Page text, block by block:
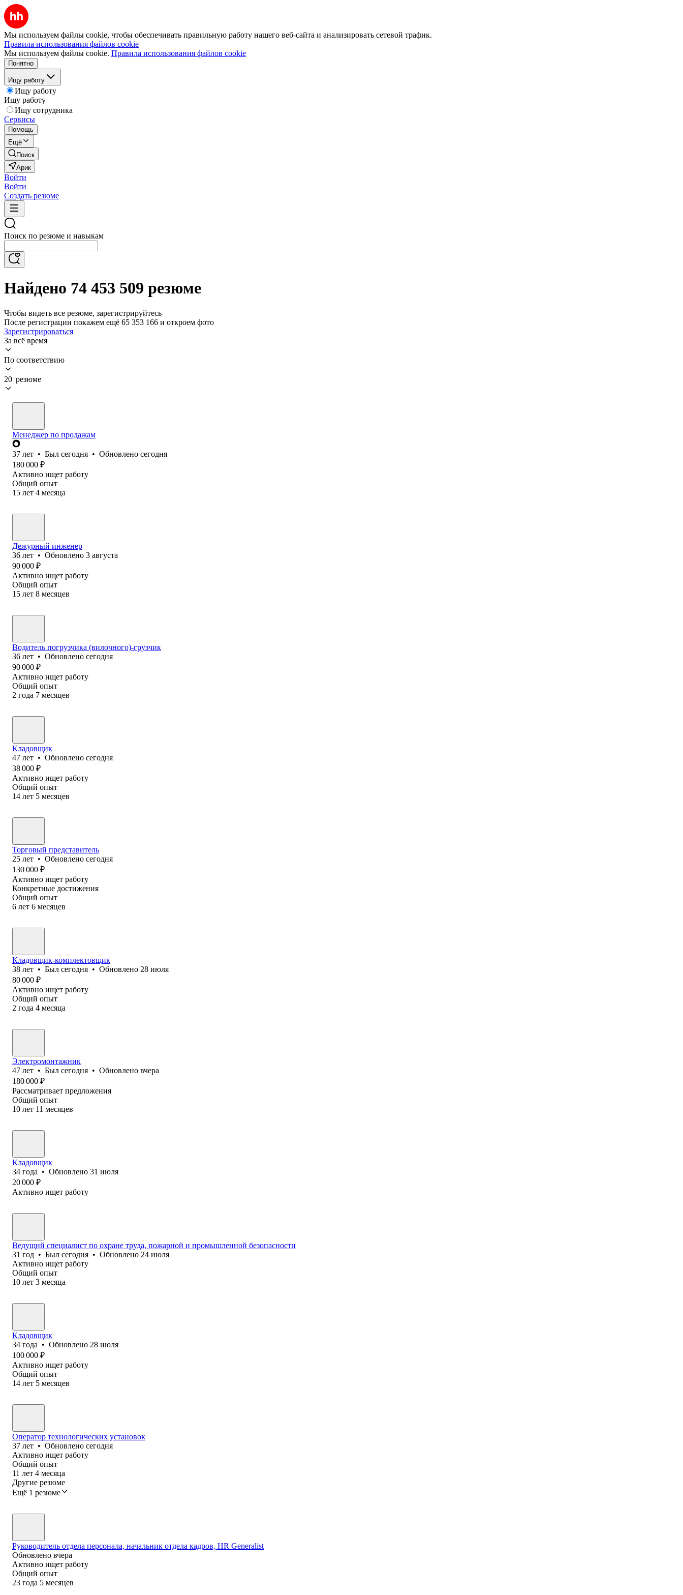
Мы используем файлы cookie, чтобы обеспечивать правильную работу нашего веб-сайта и анализировать сетевой трафик.
Правила использования файлов cookie
Мы используем файлы cookie. Правила использования файлов cookie
Понятно
Ищу работу
Ищу работу
Ищу работу
Ищу сотрудника
Сервисы
Помощь
Ещё
Поиск
Арик
Войти
Войти
Создать резюме
Поиск по резюме и навыкам
Найдено 74 453 509 резюме
Чтобы видеть все резюме, зарегистрируйтесь
После регистрации покажем ещё 65 353 166 и откроем фото
Зарегистрироваться
За всё время
По соответствию
20 резюме
Менеджер по продажам
37 лет • Был сегодня • Обновлено сегодня
180 000 ₽
Активно ищет работу
Общий опыт
15 лет 4 месяца
Дежурный инженер
36 лет • Обновлено 3 августа
90 000 ₽
Активно ищет работу
Общий опыт
15 лет 8 месяцев
Водитель погрузчика (вилочного)-грузчик
36 лет • Обновлено сегодня
90 000 ₽
Активно ищет работу
Общий опыт
2 года 7 месяцев
Кладовщик
47 лет • Обновлено сегодня
38 000 ₽
Активно ищет работу
Общий опыт
14 лет 5 месяцев
Торговый представитель
25 лет • Обновлено сегодня
130 000 ₽
Активно ищет работу
Конкретные достижения
Общий опыт
6 лет 6 месяцев
Кладовщик-комплектовщик
38 лет • Был сегодня • Обновлено 28 июля
80 000 ₽
Активно ищет работу
Общий опыт
2 года 4 месяца
Электромонтажник
47 лет • Был сегодня • Обновлено вчера
180 000 ₽
Рассматривает предложения
Общий опыт
10 лет 11 месяцев
Кладовщик
34 года • Обновлено 31 июля
20 000 ₽
Активно ищет работу
Ведущий специалист по охране труда, пожарной и промышленной безопасности
31 год • Был сегодня • Обновлено 24 июля
Активно ищет работу
Общий опыт
10 лет 3 месяца
Кладовщик
34 года • Обновлено 28 июля
100 000 ₽
Активно ищет работу
Общий опыт
14 лет 5 месяцев
Оператор технологических установок
37 лет • Обновлено сегодня
Активно ищет работу
Общий опыт
11 лет 4 месяца
Другие резюме
Ещё 1 резюме
Руководитель отдела персонала, начальник отдела кадров, HR Generalist
Обновлено вчера
Активно ищет работу
Общий опыт
23 года 5 месяцев